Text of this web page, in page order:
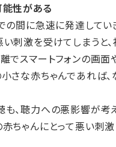
能性がある
の間に急速に発達して
刺激を受けてしまうと
でスマートフォンの画
さな赤ちゃんであれば、
、聴力への悪影響が考
ちゃんにとって悪い刺激